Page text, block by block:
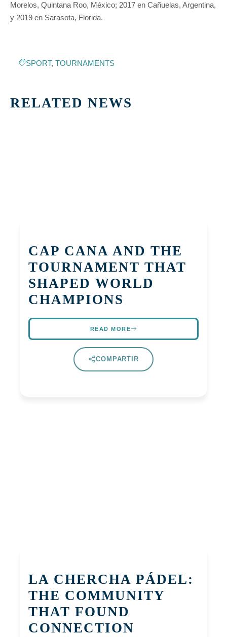
Morelos, Quintana Roo, México; 2017 en Cañuelas, Argentina,
y 2019 en Sarasota, Florida.
SPORT,TOURNAMENTS
RELATED NEWS
CAP CANA AND THE
TOURNAMENT THAT
SHAPED WORLD
CHAMPIONS
READ MORE
COMPARTIR
LA CHERCHA PÁDEL:
THE COMMUNITY
THAT FOUND
CONNECTION